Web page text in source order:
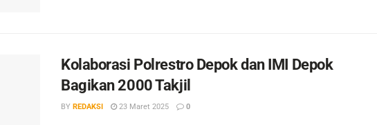
Kolaborasi Polrestro Depok dan IMI Depok
Bagikan 2000 Takjil
BY REDAKSI 23 Maret 2025 0